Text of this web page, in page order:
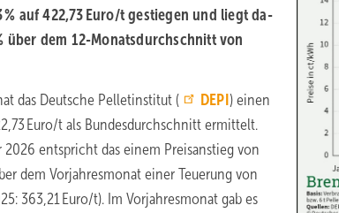
% auf 422,73 Euro/t ge­stie­gen und liegt da­
über dem 12-Monats­durch­schnitt von
das Deutsche Pelletinstitut (
DEPI ) einen
Euro/t als Bundesdurchschnitt ermittelt.
2026 entspricht das einem Preisanstieg von
dem Vorjahresmonat einer Teuerung von
363,21 Euro/t). Im Vorjahresmonat gab es